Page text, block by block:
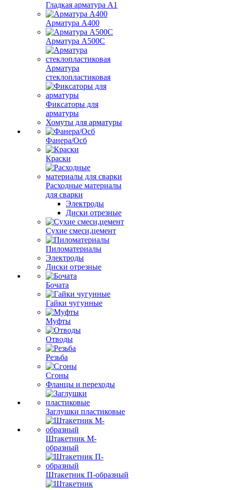
Гладкая арматура А1
Арматура А400
Арматура A500C
Арматура
стеклопластиковая
Фиксаторы для
арматуры
Хомуты для арматуры
Фанера/Осб
Краски
Расходные материалы
для сварки
Электроды
Диски отрезные
Сухие смеси,цемент
Пиломатериалы
Электроды
Диски отрезные
Бочата
Гайки чугунные
Муфты
Отводы
Резьба
Сгоны
Фланцы и переходы
Заглушки пластиковые
Штакетник М-
образный
Штакетник П-образный